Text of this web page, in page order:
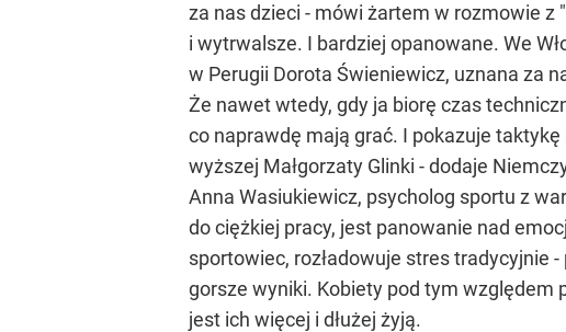
za nas dzieci - mówi żartem w rozmowie z
i wytrwalsze. I bardziej opanowane. We
w Perugii Dorota Świeniewicz, uznana za
Że nawet wtedy, gdy ja biorę czas
co naprawdę mają grać. I pokazuje
wyższej Małgorzaty Glinki - dodaje
Anna Wasiukiewicz, psycholog sportu z
do ciężkiej pracy, jest panowanie nad
sportowiec, rozładowuje stres tradycyjnie
gorsze wyniki. Kobiety pod tym względem
jest ich więcej i dłużej żyją.